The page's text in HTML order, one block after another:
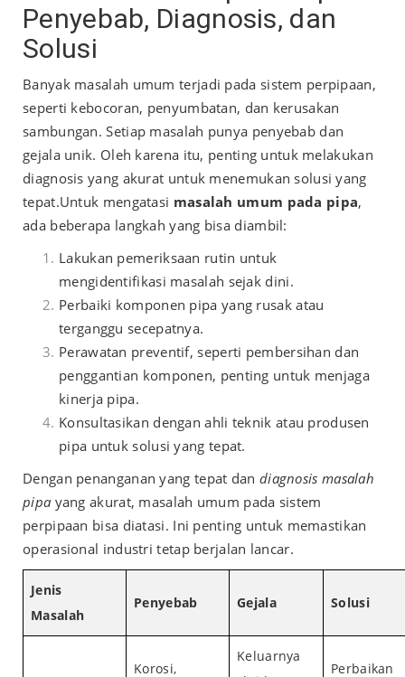
Penyebab, Diagnosis, dan
Solusi
Banyak masalah umum terjadi pada sistem perpipaan,
seperti kebocoran, penyumbatan, dan kerusakan
sambungan. Setiap masalah punya penyebab dan
gejala unik. Oleh karena itu, penting untuk melakukan
diagnosis yang akurat untuk menemukan solusi yang
tepat.Untuk mengatasi masalah umum pada pipa,
ada beberapa langkah yang bisa diambil:
Lakukan pemeriksaan rutin untuk
mengidentifikasi masalah sejak dini.
Perbaiki komponen pipa yang rusak atau
terganggu secepatnya.
Perawatan preventif, seperti pembersihan dan
penggantian komponen, penting untuk menjaga
kinerja pipa.
Konsultasikan dengan ahli teknik atau produsen
pipa untuk solusi yang tepat.
Dengan penanganan yang tepat dan diagnosis masalah
pipa yang akurat, masalah umum pada sistem
perpipaan bisa diatasi. Ini penting untuk memastikan
operasional industri tetap berjalan lancar.
Jenis
Masalah
Penyebab Gejala Solusi
Korosi,
Keluarnya
Perbaikan